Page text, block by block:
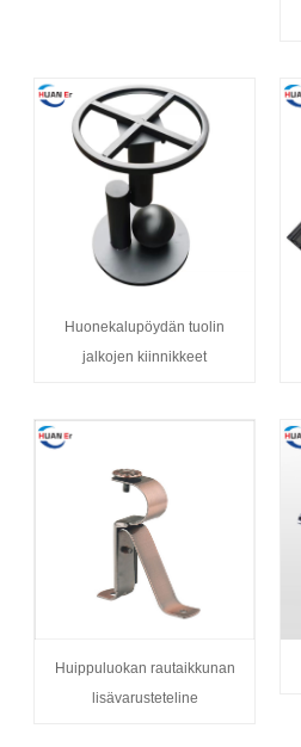
Huonekalupöydän tuolin
jalkojen kiinnikkeet
Huippuluokan rautaikkunan
lisävarusteteline